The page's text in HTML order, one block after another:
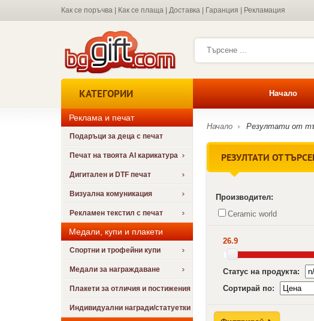
Как се поръчва Как се плаща Доставка Гаранция Рекламация
КАТЕГОРИИ Начало
Реклама и печат
Подаръци за деца с печат
Печат на твоята AI карикатура
Дигитален и DTF печат
Визуална комуникация
Рекламен текстил с печат
Медали, купи и плакети
Спортни и трофейни купи
Медали за награждаване
Плакети за отличия и постижения
Индивидуални награди/статуетки
Начало Резултати от
РЕЗУЛТАТИ ОТ
Производител:
Ceramic world
26.9
Статус на продукта:
Сортирай по: